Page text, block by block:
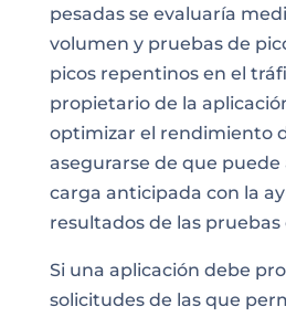
pesadas se evaluaría
volumen y pruebas de
picos repentinos en el
propietario de la
optimizar el rendimiento
asegurarse de que
carga anticipada con la
resultados de las pruebas
Si una aplicación debe
solicitudes de las que